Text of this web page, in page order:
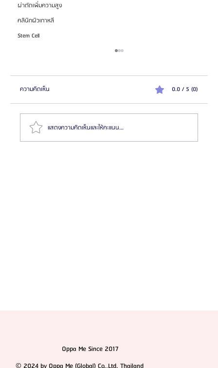
ผ่าตัดเพิ่มความสูง
คลินิกผิวเกาหลี
Stem Cell
ความคิดเห็น 0.0 / 5 (0)
แสดงความคิดเห็นและให้คะแนน...
Oppa Me Since 2017